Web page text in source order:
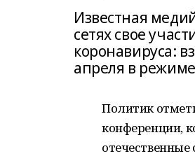
Известная
сетях свое
коронавируса:
апреля в
Политик
конференции,